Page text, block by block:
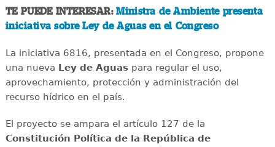
TE PUEDE INTERESAR:Ministra de Ambiente presenta
iniciativa sobre Ley de Aguas en el Congreso
La iniciativa 6816, presentada en el Congreso, propone
una nueva Ley de Aguaspara regular el uso,
aprovechamiento, protección y administración del
recurso hídrico en el país.
El proyecto se ampara el artículo 127 de la
Constitución Política de la República de